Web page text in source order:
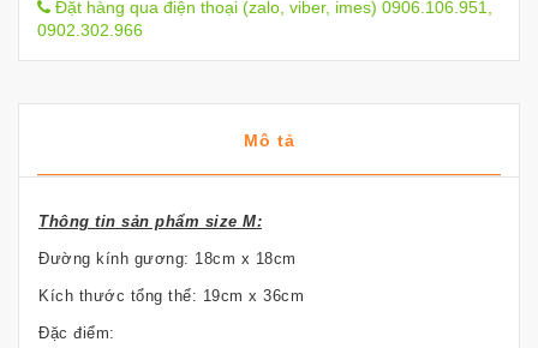
Đặt hàng qua điện thoại (zalo, viber, imes) 0906.106.951,
0902.302.966
Mô tả
Thông tin sản phẩm size M:
Đường kính gương: 18cm x 18cm
Kích thước tổng thể: 19cm x 36cm
Đặc điểm: